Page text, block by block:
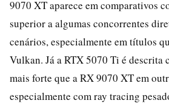
9070 XT aparece em comparativos
superior a algumas concorrentes
cenários, especialmente em títulos
Vulkan. Já a RTX 5070 Ti é descrita
mais forte que a RX 9070 XT em
especialmente com ray tracing